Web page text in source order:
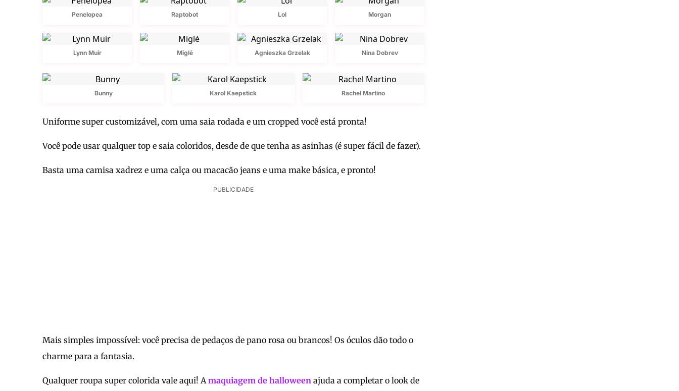
Penelopea Raptobot Lol Morgan
Lynn Muir Miglė Agnieszka Grzelak Nina Dobrev
Bunny Karol Kaepstick Rachel Martino
Uniforme super customizável, com uma saia rodada e um cropped você está pronta!
Você pode usar qualquer top e saia coloridos, desde de que tenha as asinhas (é super fácil de fazer).
Basta uma camisa xadrez e uma calça ou macacão jeans e uma make básica, e pronto!
PUBLICIDADE
Mais simples impossível: você precisa de pedaços de pano rosa ou brancos! Os óculos dão todo o
charme para a fantasia.
Qualquer roupa super colorida vale aqui! Amaquiagem de halloween ajuda a completar o look de